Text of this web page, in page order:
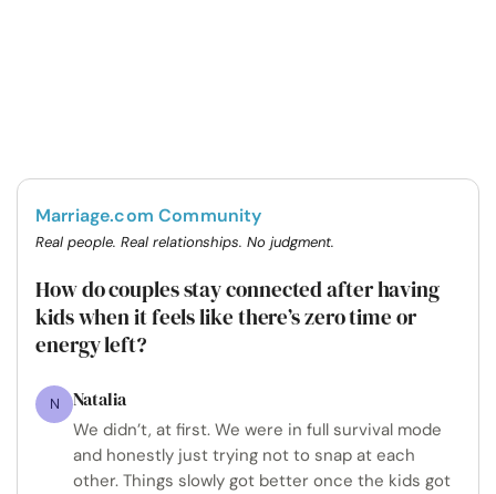
Marriage.com Community
Real people. Real relationships. No judgment.
How do couples stay connected after having
kids when it feels like there’s zero time or
energy left?
N Natalia
We didn’t, at first. We were in full survival mode
and honestly just trying not to snap at each
other. Things slowly got better once the kids got